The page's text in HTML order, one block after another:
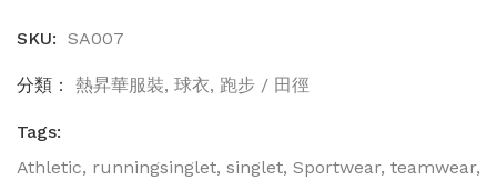
SKU: SA007
分類： 熱昇華服裝, 球衣, 跑步 / 田徑
Tags:
Athletic, runningsinglet, singlet, Sportwear, teamwear,